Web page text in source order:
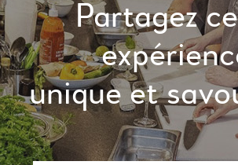
Partagez
unique et